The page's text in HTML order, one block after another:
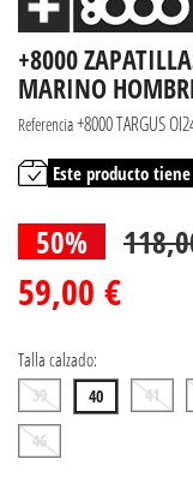
+8000
MARINO
Referencia+8000 TARGUS
Este producto tiene
50%
59,00 €
Talla calzado:
39 40 41
46